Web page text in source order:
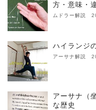
方・意味・
ムドラー解説
ハイランジ
アーサナ解説
アーサナ（
な歴史